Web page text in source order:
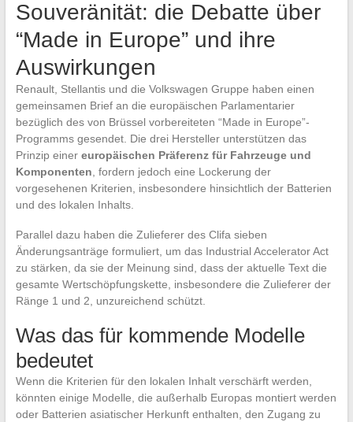
Souveränität: die Debatte über
“Made in Europe” und ihre
Auswirkungen
Renault, Stellantis und die Volkswagen Gruppe haben einen
gemeinsamen Brief an die europäischen Parlamentarier
bezüglich des von Brüssel vorbereiteten “Made in Europe”-
Programms gesendet. Die drei Hersteller unterstützen das
Prinzip einer europäischen Präferenz für Fahrzeuge und
Komponenten, fordern jedoch eine Lockerung der
vorgesehenen Kriterien, insbesondere hinsichtlich der Batterien
und des lokalen Inhalts.
Parallel dazu haben die Zulieferer des Clifa sieben
Änderungsanträge formuliert, um das Industrial Accelerator Act
zu stärken, da sie der Meinung sind, dass der aktuelle Text die
gesamte Wertschöpfungskette, insbesondere die Zulieferer der
Ränge 1 und 2, unzureichend schützt.
Was das für kommende Modelle
bedeutet
Wenn die Kriterien für den lokalen Inhalt verschärft werden,
könnten einige Modelle, die außerhalb Europas montiert werden
oder Batterien asiatischer Herkunft enthalten, den Zugang zu